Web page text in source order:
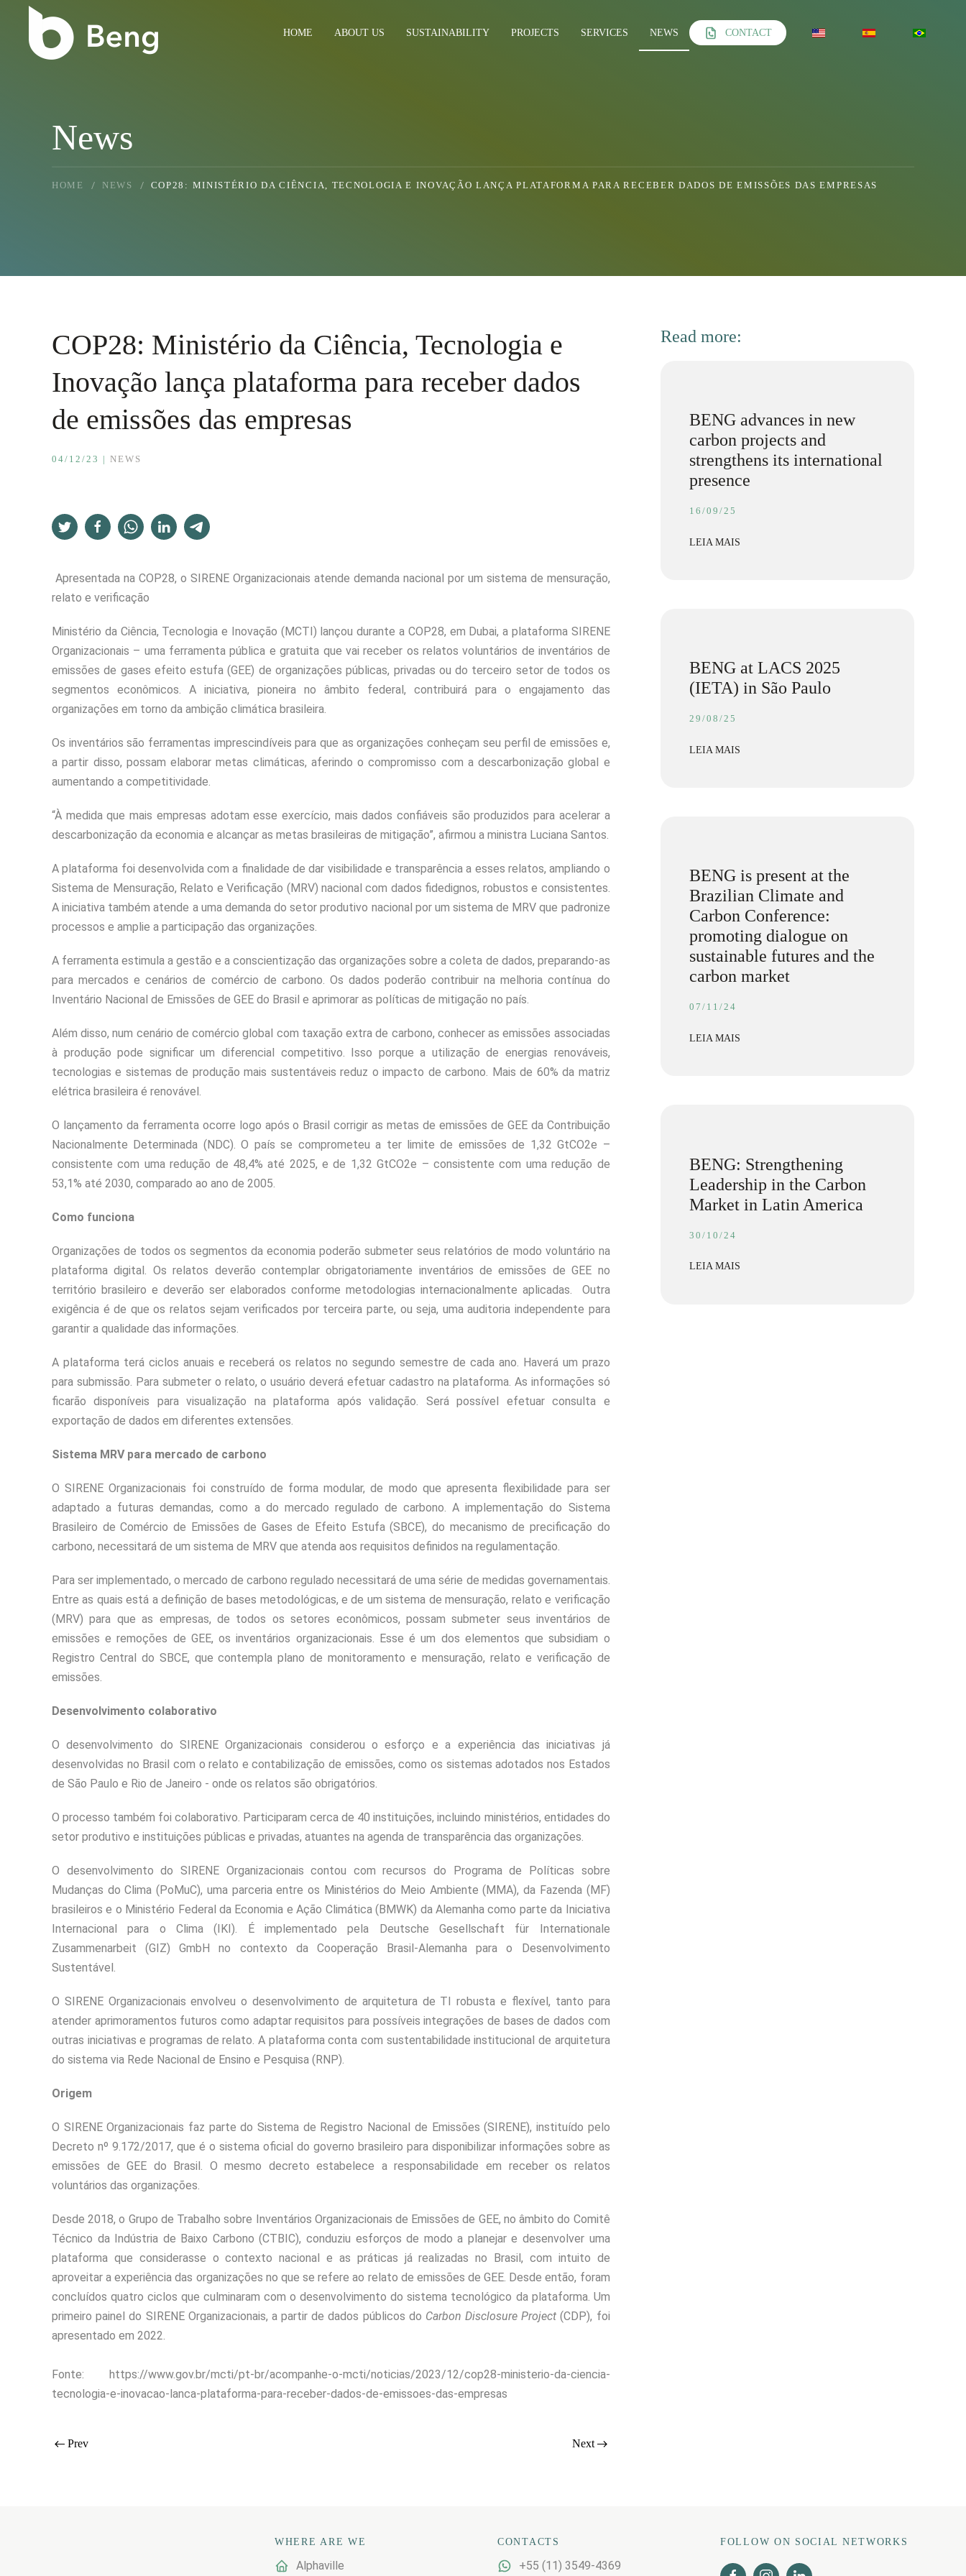
Skip to main content HOME ABOUT US SUSTAINABILITY PROJECTS SERVICES NEWS CONTACT
News
HOME NEWS COP28: MINISTÉRIO DA CIÊNCIA, TECNOLOGIA E INOVAÇÃO LANÇA PLATAFORMA PARA RECEBER DADOS DE EMISSÕES DAS EMPRESAS
COP28: Ministério da Ciência, Tecnologia e
Inovação lança plataforma para receber dados
de emissões das empresas
04/12/23 | NEWS
Apresentada na COP28, o SIRENE Organizacionais atende demanda nacional por um sistema de mensuração,
relato e verificação
Ministério da Ciência, Tecnologia e Inovação (MCTI) lançou durante a COP28, em Dubai, a plataforma SIRENE
Organizacionais – uma ferramenta pública e gratuita que vai receber os relatos voluntários de inventários de
emissões de gases efeito estufa (GEE) de organizações públicas, privadas ou do terceiro setor de todos os
segmentos econômicos. A iniciativa, pioneira no âmbito federal, contribuirá para o engajamento das
organizações em torno da ambição climática brasileira.
Os inventários são ferramentas imprescindíveis para que as organizações conheçam seu perfil de emissões e,
a partir disso, possam elaborar metas climáticas, aferindo o compromisso com a descarbonização global e
aumentando a competitividade.
“À medida que mais empresas adotam esse exercício, mais dados confiáveis são produzidos para acelerar a
descarbonização da economia e alcançar as metas brasileiras de mitigação”, afirmou a ministra Luciana Santos.
A plataforma foi desenvolvida com a finalidade de dar visibilidade e transparência a esses relatos, ampliando o
Sistema de Mensuração, Relato e Verificação (MRV) nacional com dados fidedignos, robustos e consistentes.
A iniciativa também atende a uma demanda do setor produtivo nacional por um sistema de MRV que padronize
processos e amplie a participação das organizações.
A ferramenta estimula a gestão e a conscientização das organizações sobre a coleta de dados, preparando-as
para mercados e cenários de comércio de carbono. Os dados poderão contribuir na melhoria contínua do
Inventário Nacional de Emissões de GEE do Brasil e aprimorar as políticas de mitigação no país.
Além disso, num cenário de comércio global com taxação extra de carbono, conhecer as emissões associadas
à produção pode significar um diferencial competitivo. Isso porque a utilização de energias renováveis,
tecnologias e sistemas de produção mais sustentáveis reduz o impacto de carbono. Mais de 60% da matriz
elétrica brasileira é renovável.
O lançamento da ferramenta ocorre logo após o Brasil corrigir as metas de emissões de GEE da Contribuição
Nacionalmente Determinada (NDC). O país se comprometeu a ter limite de emissões de 1,32 GtCO2e –
consistente com uma redução de 48,4% até 2025, e de 1,32 GtCO2e – consistente com uma redução de
53,1% até 2030, comparado ao ano de 2005.
Como funciona
Organizações de todos os segmentos da economia poderão submeter seus relatórios de modo voluntário na
plataforma digital. Os relatos deverão contemplar obrigatoriamente inventários de emissões de GEE no
território brasileiro e deverão ser elaborados conforme metodologias internacionalmente aplicadas. Outra
exigência é de que os relatos sejam verificados por terceira parte, ou seja, uma auditoria independente para
garantir a qualidade das informações.
A plataforma terá ciclos anuais e receberá os relatos no segundo semestre de cada ano. Haverá um prazo
para submissão. Para submeter o relato, o usuário deverá efetuar cadastro na plataforma. As informações só
ficarão disponíveis para visualização na plataforma após validação. Será possível efetuar consulta e
exportação de dados em diferentes extensões.
Sistema MRV para mercado de carbono
O SIRENE Organizacionais foi construído de forma modular, de modo que apresenta flexibilidade para ser
adaptado a futuras demandas, como a do mercado regulado de carbono. A implementação do Sistema
Brasileiro de Comércio de Emissões de Gases de Efeito Estufa (SBCE), do mecanismo de precificação do
carbono, necessitará de um sistema de MRV que atenda aos requisitos definidos na regulamentação.
Para ser implementado, o mercado de carbono regulado necessitará de uma série de medidas governamentais.
Entre as quais está a definição de bases metodológicas, e de um sistema de mensuração, relato e verificação
(MRV) para que as empresas, de todos os setores econômicos, possam submeter seus inventários de
emissões e remoções de GEE, os inventários organizacionais. Esse é um dos elementos que subsidiam o
Registro Central do SBCE, que contempla plano de monitoramento e mensuração, relato e verificação de
emissões.
Desenvolvimento colaborativo
O desenvolvimento do SIRENE Organizacionais considerou o esforço e a experiência das iniciativas já
desenvolvidas no Brasil com o relato e contabilização de emissões, como os sistemas adotados nos Estados
de São Paulo e Rio de Janeiro - onde os relatos são obrigatórios.
O processo também foi colaborativo. Participaram cerca de 40 instituições, incluindo ministérios, entidades do
setor produtivo e instituições públicas e privadas, atuantes na agenda de transparência das organizações.
O desenvolvimento do SIRENE Organizacionais contou com recursos do Programa de Políticas sobre
Mudanças do Clima (PoMuC), uma parceria entre os Ministérios do Meio Ambiente (MMA), da Fazenda (MF)
brasileiros e o Ministério Federal da Economia e Ação Climática (BMWK) da Alemanha como parte da Iniciativa
Internacional para o Clima (IKI). É implementado pela Deutsche Gesellschaft für Internationale
Zusammenarbeit (GIZ) GmbH no contexto da Cooperação Brasil-Alemanha para o Desenvolvimento
Sustentável.
O SIRENE Organizacionais envolveu o desenvolvimento de arquitetura de TI robusta e flexível, tanto para
atender aprimoramentos futuros como adaptar requisitos para possíveis integrações de bases de dados com
outras iniciativas e programas de relato. A plataforma conta com sustentabilidade institucional de arquitetura
do sistema via Rede Nacional de Ensino e Pesquisa (RNP).
Origem
O SIRENE Organizacionais faz parte do Sistema de Registro Nacional de Emissões (SIRENE), instituído pelo
Decreto nº 9.172/2017, que é o sistema oficial do governo brasileiro para disponibilizar informações sobre as
emissões de GEE do Brasil. O mesmo decreto estabelece a responsabilidade em receber os relatos
voluntários das organizações.
Desde 2018, o Grupo de Trabalho sobre Inventários Organizacionais de Emissões de GEE, no âmbito do Comitê
Técnico da Indústria de Baixo Carbono (CTBIC), conduziu esforços de modo a planejar e desenvolver uma
plataforma que considerasse o contexto nacional e as práticas já realizadas no Brasil, com intuito de
aproveitar a experiência das organizações no que se refere ao relato de emissões de GEE. Desde então, foram
concluídos quatro ciclos que culminaram com o desenvolvimento do sistema tecnológico da plataforma. Um
primeiro painel do SIRENE Organizacionais, a partir de dados públicos do Carbon Disclosure Project(CDP), foi
apresentado em 2022.
Fonte: https://www.gov.br/mcti/pt-br/acompanhe-o-mcti/noticias/2023/12/cop28-ministerio-da-ciencia-
tecnologia-e-inovacao-lanca-plataforma-para-receber-dados-de-emissoes-das-empresas
Prev Next
Read more:
BENG advances in new
carbon projects and
strengthens its international
presence
16/09/25
LEIA MAIS
BENG at LACS 2025
(IETA) in São Paulo
29/08/25
LEIA MAIS
BENG is present at the
Brazilian Climate and
Carbon Conference:
promoting dialogue on
sustainable futures and the
carbon market
07/11/24
LEIA MAIS
BENG: Strengthening
Leadership in the Carbon
Market in Latin America
30/10/24
LEIA MAIS
WHERE ARE WE
Alphaville
CONTACTS
+55 (11) 3549-4369
FOLLOW ON SOCIAL NETWORKS